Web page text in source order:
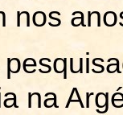
nos
na